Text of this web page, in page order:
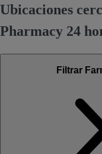
Ubicaciones
Pharmacy 24
Filtrar